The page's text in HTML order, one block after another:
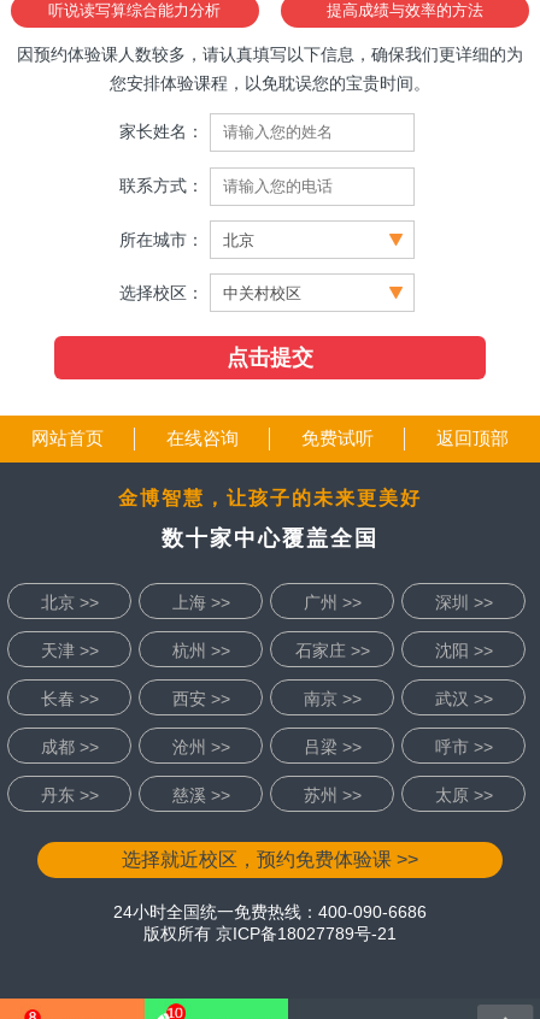
听说读写算综合能力分析 提高成绩与效率的方法
因预约体验课人数较多，请认真填写以下信息，确保我们更详细的为
您安排体验课程，以免耽误您的宝贵时间。
家长姓名：
联系方式：
所在城市：
选择校区：
网站首页 在线咨询 免费试听 返回顶部
金博智慧，让孩子的未来更美好
数十家中心覆盖全国
北京 >> 上海 >> 广州 >> 深圳 >>
天津 >> 杭州 >> 石家庄 >> 沈阳 >>
长春 >> 西安 >> 南京 >> 武汉 >>
成都 >> 沧州 >> 吕梁 >> 呼市 >>
丹东 >> 慈溪 >> 苏州 >> 太原 >>
选择就近校区，预约免费体验课 >>
24小时全国统一免费热线：400-090-6686
版权所有 京ICP备18027789号-21